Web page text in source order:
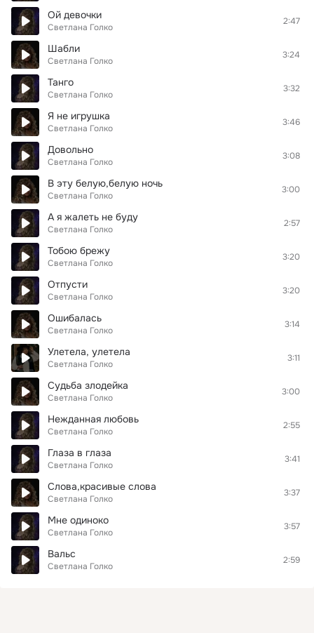
Ой девочки
Светлана Голко
2:47
Шабли
Светлана Голко
3:24
Танго
Светлана Голко
3:32
Я не игрушка
Светлана Голко
3:46
Довольно
Светлана Голко
3:08
В эту белую,белую ночь
Светлана Голко
3:00
А я жалеть не буду
Светлана Голко
2:57
Тобою брежу
Светлана Голко
3:20
Отпусти
Светлана Голко
3:20
Ошибалась
Светлана Голко
3:14
Улетела, улетела
Светлана Голко
3:11
Судьба злодейка
Светлана Голко
3:00
Нежданная любовь
Светлана Голко
2:55
Глаза в глаза
Светлана Голко
3:41
Слова,красивые слова
Светлана Голко
3:37
Мне одиноко
Светлана Голко
3:57
Вальс
Светлана Голко
2:59